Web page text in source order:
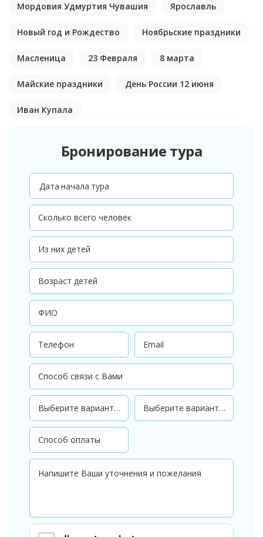
Мордовия Удмуртия Чувашия Ярославль
Новый год и Рождество Ноябрьские праздники
Масленица 23 Февраля 8 марта
Майские праздники День России 12 июня
Иван Купала
Бронирование тура
Дата начала тура